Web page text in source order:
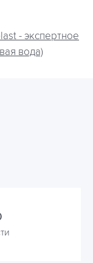
- экспертное
вода)